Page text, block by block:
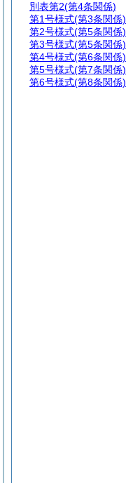
別表第2(第4条関係)
第1号様式(第3条関係)
第2号様式(第5条関係)
第3号様式(第5条関係)
第4号様式(第6条関係)
第5号様式(第7条関係)
第6号様式(第8条関係)